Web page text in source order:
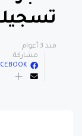
منذ 3 أعوام
مشاركة: